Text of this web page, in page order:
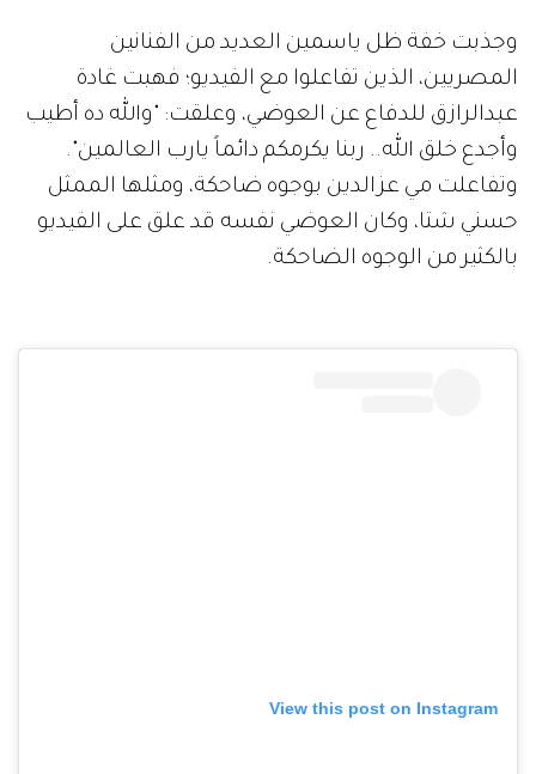
وجذبت خفة ظل ياسمين العديد من الفنانين
المصريين، الذين تفاعلوا مع الفيديو؛ فهبت غادة
عبدالرازق للدفاع عن العوضي، وعلقت: "والله ده أطيب
وأجدع خلق الله.. ربنا يكرمكم دائماً يارب العالمين".
وتفاعلت مي عزالدين بوجوه ضاحكة، ومثلها الممثل
حسني شتا، وكان العوضي نفسه قد علق على الفيديو
بالكثير من الوجوه الضاحكة.
View this post on Instagram